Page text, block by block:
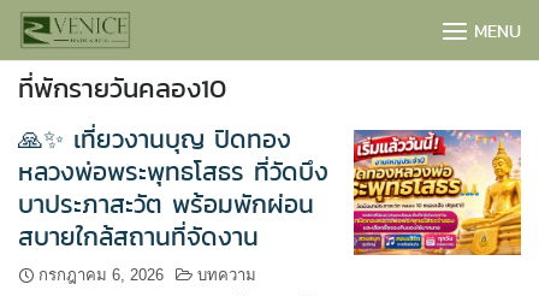
Skip
content
MENU
ที่พักรายวันคลอง10
🙏✨ เที่ยวงานบุญ ปิดทอง
หลวงพ่อพระพุทธโสธร ที่วัดบึง
บาประภาสะวัต พร้อมพักผ่อน
สบายใกล้สถานที่จัดงาน
กรกฎาคม 6, 2026 บทความ